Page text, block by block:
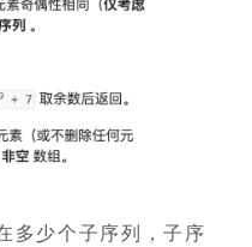
多少个子序列，子序